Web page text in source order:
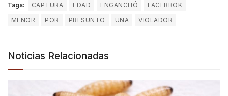
Tags: CAPTURA EDAD ENGANCHÓ
FACEBBOK
MENOR
POR PRESUNTO UNA VIOLADOR
Noticias Relacionadas